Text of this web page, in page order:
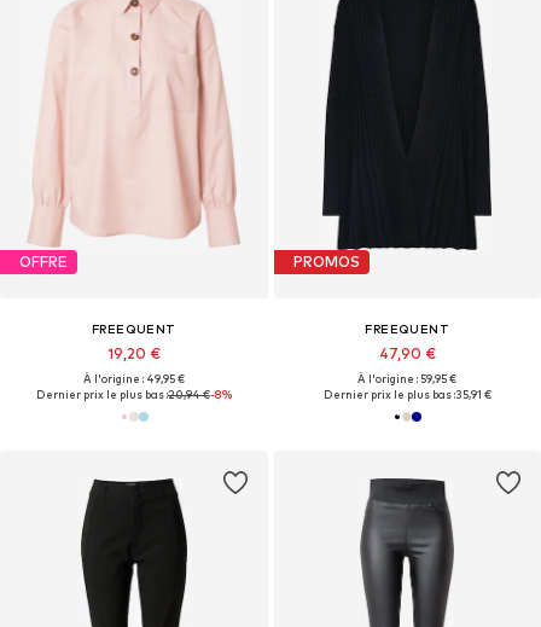
OFFRE
FREEQUENT
19,20 €
À l'origine : 49,95 €
Dernier prix le plus bas :20,94 €-8%
PROMOS
FREEQUENT
47,90 €
À l'origine : 59,95 €
Dernier prix le plus bas :35,91 €